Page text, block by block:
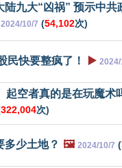
陆九大“凶祸” 预示中共
2024/10/7 (54,102次)
民快要整疯了！ ▶️ 2024/
起空者真的是在玩魔术
322,004次)
多少土地？ 🖼️ 2024/10/7 (